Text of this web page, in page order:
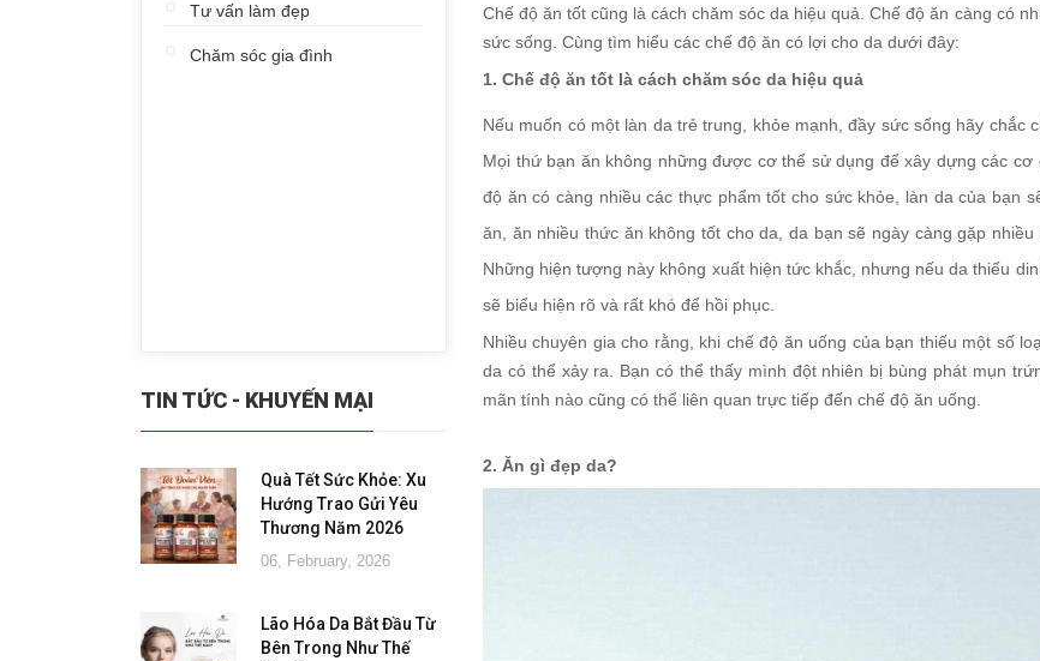
Chế độ ăn tốt cũng là cách chăm sóc da hiệu quả. Chế độ ăn càng có
sức sống. Cùng tìm hiểu các chế độ ăn có lợi cho da dưới đây:
1. Chế độ ăn tốt là cách chăm sóc da hiệu quả
Nếu muốn có một làn da trẻ trung, khỏe mạnh, đầy sức sống hãy chắc
Mọi thứ bạn ăn không những được cơ thể sử dụng để xây dựng các
độ ăn có càng nhiều các thực phẩm tốt cho sức khỏe, làn da của bạn
ăn, ăn nhiều thức ăn không tốt cho da, da bạn sẽ ngày càng gặp
Những hiện tượng này không xuất hiện tức khắc, nhưng nếu da thiếu
sẽ biểu hiện rõ và rất khó để hồi phục.
Nhiều chuyên gia cho rằng, khi chế độ ăn uống của bạn thiếu một số
da có thể xảy ra. Bạn có thể thấy mình đột nhiên bị bùng phát mụn
mãn tính nào cũng có thể liên quan trực tiếp đến chế độ ăn uống.
2. Ăn gì đẹp da?
Tư vấn làm đẹp
Chăm sóc gia đình
TIN TỨC - KHUYẾN MẠI
Quà Tết Sức Khỏe: Xu
Hướng Trao Gửi Yêu
Thương Năm 2026
06, February, 2026
Lão Hóa Da Bắt Đầu Từ
Bên Trong Như Thế